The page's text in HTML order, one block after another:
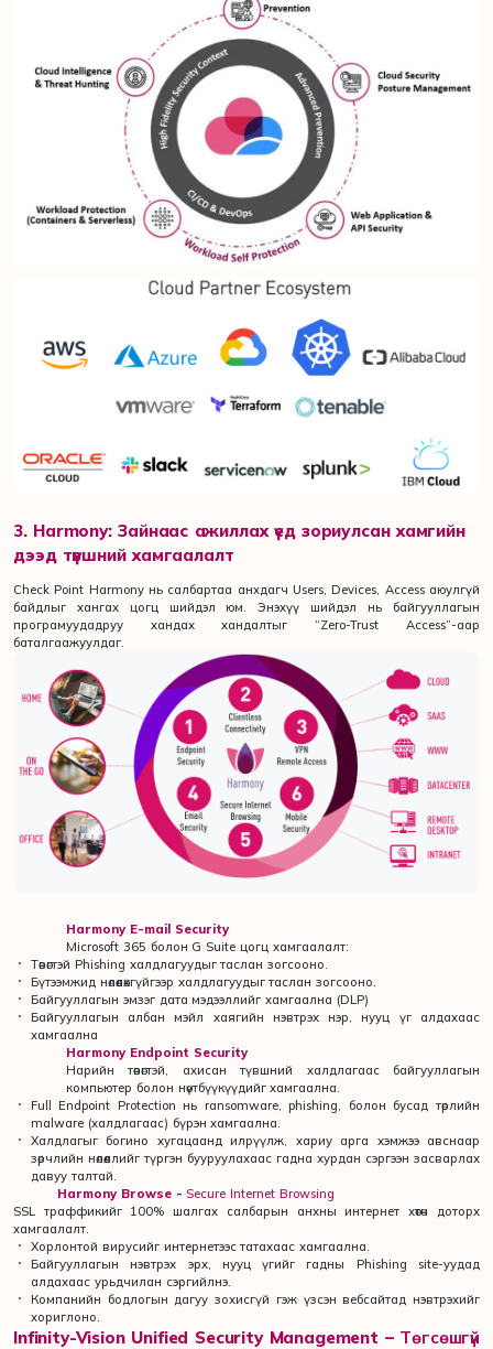
3. Harmony: Зайнаас ажиллах үед зориулсан хамгийн
дээд түвшний хамгаалалт
Check Point Harmony нь салбартаа анхдагч Users, Devices, Access аюулгүй
байдлыг хангах цогц шийдэл юм. Энэхүү шийдэл нь байгууллагын
програмуудадруу хандах хандалтыг “Zero-Trust Access”-аар
баталгаажуулдаг.
Harmony E-mail Security
Microsoft 365 болон G Suite цогц хамгаалалт:
Төвөгтэй Phishing халдлагуудыг таслан зогсооно.
Бүтээмжид нөлөөлөхгүйгээр халдлагуудыг таслан зогсооно.
Байгууллагын эмзэг дата мэдээллийг хамгаална (DLP)
Байгууллагын албан мэйл хаягийн нэвтрэх нэр, нууц үг алдахаас
хамгаална
Harmony Endpoint Security
Нарийн төвөгтэй, ахисан түвшний халдлагаас байгууллагын
компьютер болон нөүтбүүкүүдийг хамгаална.
Full Endpoint Protection нь ransomware, phishing, болон бусад төрлийн
malware (халдлагаас) бүрэн хамгаална.
Халдлагыг богино хугацаанд илрүүлж, хариу арга хэмжээ авснаар
зөрчлийн нөлөөллийг түргэн бууруулахаас гадна хурдан сэргээн засварлах
давуу талтай.
Harmony Browse - Secure Internet Browsing
SSL траффикийг 100% шалгах салбарын анхны интернет хөтөч доторх
хамгаалалт.
Хорлонтой вирусийг интернетээс татахаас хамгаална.
Байгууллагын нэвтрэх эрх, нууц үгийг гадны Phishing site-уудад
алдахаас урьдчилан сэргийлнэ.
Компанийн бодлогын дагуу зохисгүй гэж үзсэн вебсайтад нэвтрэхийг
хориглоно.
Infinity-Vision Unified Security Management – Төгсөшгүй